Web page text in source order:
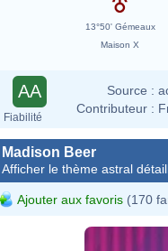
13°50' Gémeaux
Maison X
AA
Fiabilité
Source :
Contributeur :
Madison Beer
Afficher le thème astral
Ajouter aux favoris (170